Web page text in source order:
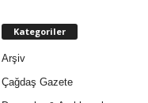
Kategoriler
Arşiv
Çağdaş Gazete